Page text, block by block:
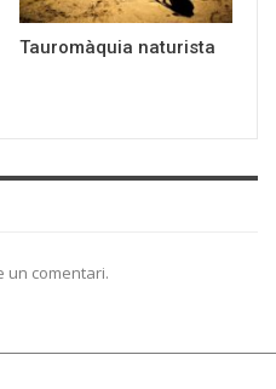
Tauromàquia naturista
un comentari.